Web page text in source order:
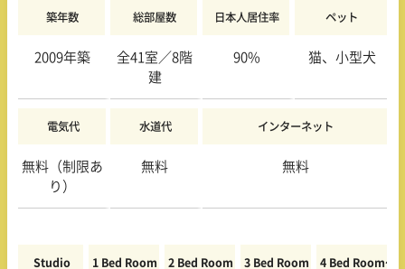
築年数 総部屋数 日本人居住率 ペット
2009年築
全41室／8階
建
90% 猫、小型犬
電気代 水道代 インターネット
無料（制限あ
り）
無料 無料
Studio 1 Bed Room 2 Bed Room 3 Bed Room 4 Bed Room〜